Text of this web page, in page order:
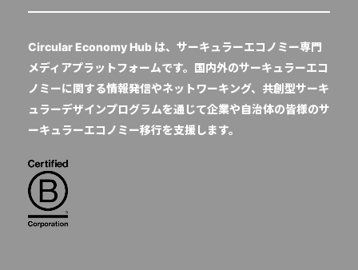
Circular Economy Hub は、サーキュラーエコノミー専門
メディアプラットフォームです。国内外のサーキュラーエコ
ノミーに関する情報発信やネットワーキング、共創型サーキ
ュラーデザインプログラムを通じて企業や自治体の皆様のサ
ーキュラーエコノミー移行を支援します。